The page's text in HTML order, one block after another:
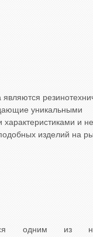
уникальными
и не
изделий на
одним из